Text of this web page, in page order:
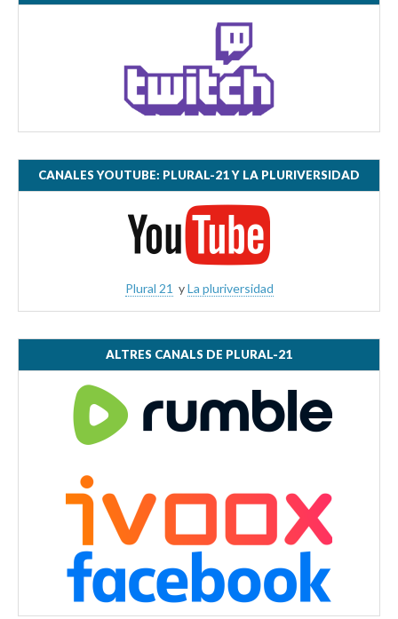
CANALES YOUTUBE: PLURAL-21 Y LA PLURIVERSIDAD
Plural 21 yLa pluriversidad
ALTRES CANALS DE PLURAL-21